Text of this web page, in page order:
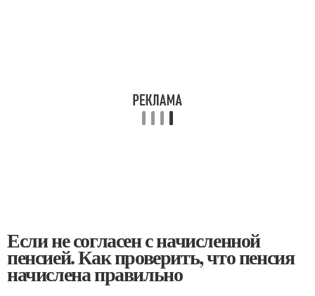
Если не согласен с начисленной
пенсией. Как проверить, что пенсия
начислена правильно